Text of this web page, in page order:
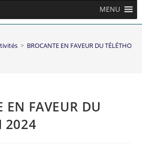
MENU
> BROCANTE EN FAVEUR DU TÉLÉTHON
EN FAVEUR DU
2024